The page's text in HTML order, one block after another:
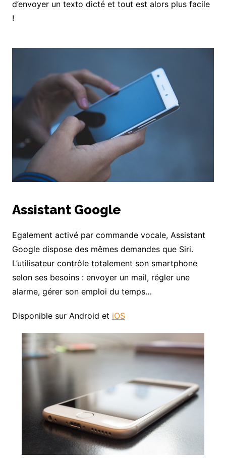
d’envoyer un texto dicté et tout est alors plus facile
!
Assistant Google
Egalement activé par commande vocale, Assistant
Google dispose des mêmes demandes que Siri.
L’utilisateur contrôle totalement son smartphone
selon ses besoins : envoyer un mail, régler une
alarme, gérer son emploi du temps…
Disponible sur Android et iOS